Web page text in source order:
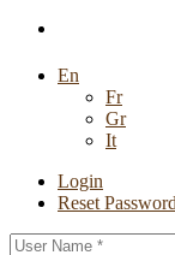
En
Fr
Gr
It
Login
Reset Password